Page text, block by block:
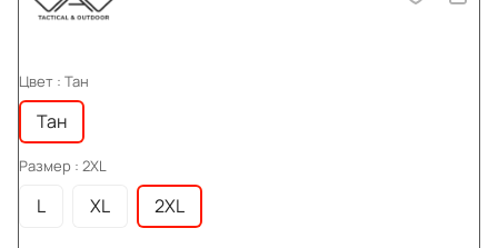
Цвет : Тан
Тан
Размер : 2XL
L XL 2XL